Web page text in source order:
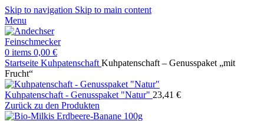
Skip to navigation Skip to main content
Menu
0 items 0,00 €
Startseite Kuhpatenschaft Kuhpatenschaft – Genusspaket „mit
Frucht“
Kuhpatenschaft - Genusspaket "Natur" 23,41 €
Zurück zu den Produkten